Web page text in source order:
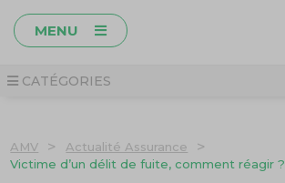
MENU
CATÉGORIES
AMV > Actualité Assurance >
Victime d’un délit de fuite, comment réagir ?